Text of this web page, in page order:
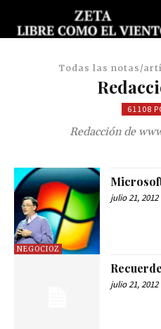
Todas las notas/
61108
Redacción de
NEGOCIOZ
julio 21, 2012
Recuerde
julio 21, 2012